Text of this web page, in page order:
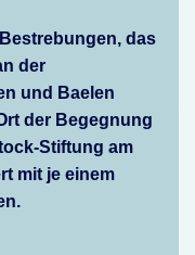
das
der
und Baelen
der Begegnung
Stiftung am
mit je einem